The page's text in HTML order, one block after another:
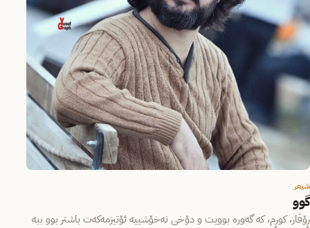
شیعر
گوو
ڕۆڤار، کوڕم، کە گەورە بوویت و دۆخی نەخۆشییە ئۆتیزمەکەت باشتر بوو ببە